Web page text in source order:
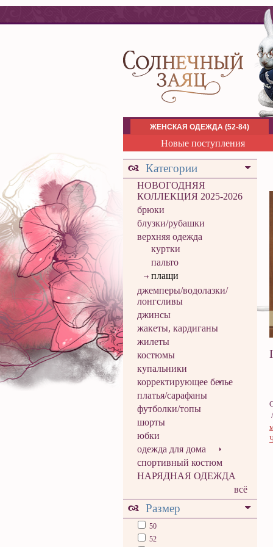
ЖЕНСКАЯ ОДЕЖДА (52-84)
Новые поступления
Категории
НОВОГОДНЯЯ
КОЛЛЕКЦИЯ 2025-2026
брюки
блузки/рубашки
верхняя одежда
куртки
пальто
плащи
джемперы/водолазки/
лонгсливы
джинсы
жакеты, кардиганы
жилеты
костюмы
купальники
корректирующее белье
платья/сарафаны
футболки/топы
шорты
юбки
одежда для дома
спортивный костюм
НАРЯДНАЯ ОДЕЖДА
всё
Размер
50
52
/